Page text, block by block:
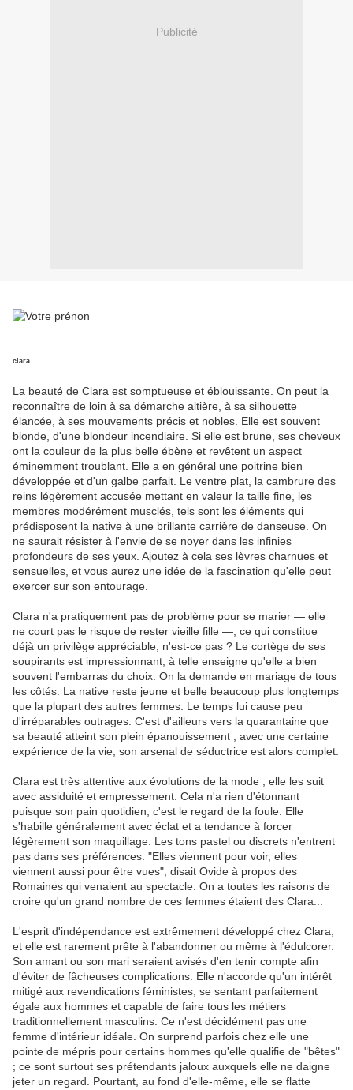
Publicité
clara
La beauté de Clara est somptueuse et éblouissante. On peut la
reconnaître de loin à sa démarche altière, à sa silhouette
élancée, à ses mouvements précis et nobles. Elle est souvent
blonde, d'une blondeur incendiaire. Si elle est brune, ses cheveux
ont la couleur de la plus belle ébène et revêtent un aspect
éminemment troublant. Elle a en général une poitrine bien
développée et d'un galbe parfait. Le ventre plat, la cambrure des
reins légèrement accusée mettant en valeur la taille fine, les
membres modérément musclés, tels sont les éléments qui
prédisposent la native à une brillante carrière de danseuse. On
ne saurait résister à l'envie de se noyer dans les infinies
profondeurs de ses yeux. Ajoutez à cela ses lèvres charnues et
sensuelles, et vous aurez une idée de la fascination qu'elle peut
exercer sur son entourage.
Clara n'a pratiquement pas de problème pour se marier — elle
ne court pas le risque de rester vieille fille —, ce qui constitue
déjà un privilège appréciable, n'est-ce pas ? Le cortège de ses
soupirants est impressionnant, à telle enseigne qu'elle a bien
souvent l'embarras du choix. On la demande en mariage de tous
les côtés. La native reste jeune et belle beaucoup plus longtemps
que la plupart des autres femmes. Le temps lui cause peu
d'irréparables outrages. C'est d'ailleurs vers la quarantaine que
sa beauté atteint son plein épanouissement ; avec une certaine
expérience de la vie, son arsenal de séductrice est alors complet.
Clara est très attentive aux évolutions de la mode ; elle les suit
avec assiduité et empressement. Cela n'a rien d'étonnant
puisque son pain quotidien, c'est le regard de la foule. Elle
s'habille généralement avec éclat et a tendance à forcer
légèrement son maquillage. Les tons pastel ou discrets n'entrent
pas dans ses préférences. "Elles viennent pour voir, elles
viennent aussi pour être vues", disait Ovide à propos des
Romaines qui venaient au spectacle. On a toutes les raisons de
croire qu'un grand nombre de ces femmes étaient des Clara...
L'esprit d'indépendance est extrêmement développé chez Clara,
et elle est rarement prête à l'abandonner ou même à l'édulcorer.
Son amant ou son mari seraient avisés d'en tenir compte afin
d'éviter de fâcheuses complications. Elle n'accorde qu'un intérêt
mitigé aux revendications féministes, se sentant parfaitement
égale aux hommes et capable de faire tous les métiers
traditionnellement masculins. Ce n'est décidément pas une
femme d'intérieur idéale. On surprend parfois chez elle une
pointe de mépris pour certains hommes qu'elle qualifie de "bêtes"
; ce sont surtout ses prétendants jaloux auxquels elle ne daigne
jeter un regard. Pourtant, au fond d'elle-même, elle se flatte